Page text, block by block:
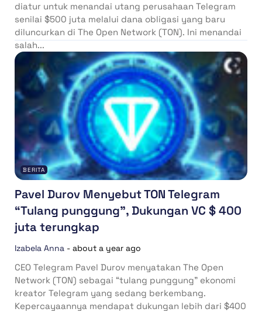
diatur untuk menandai utang perusahaan Telegram
senilai $500 juta melalui dana obligasi yang baru
diluncurkan di The Open Network (TON). Ini menandai
salah...
BERITA
Pavel Durov Menyebut TON Telegram
“Tulang punggung”, Dukungan VC $ 400
juta terungkap
Izabela Anna - about a year ago
CEO Telegram Pavel Durov menyatakan The Open
Network (TON) sebagai “tulang punggung” ekonomi
kreator Telegram yang sedang berkembang.
Kepercayaannya mendapat dukungan lebih dari $400